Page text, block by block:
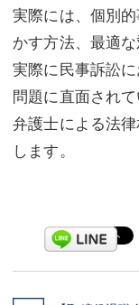
実際には、個別
かす方法、最適
実際に民事訴訟
問題に直面され
弁護士による法
します。